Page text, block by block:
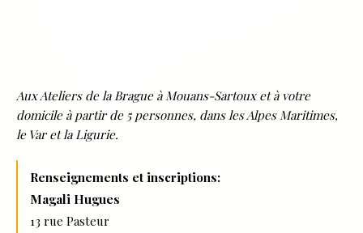
Aux Ateliers de la Brague à Mouans-Sartoux et à votre
domicile à partir de 5 personnes, dans les Alpes Maritimes,
le Var et la Ligurie.
Renseignements et inscriptions:
Magali Hugues
13 rue Pasteur